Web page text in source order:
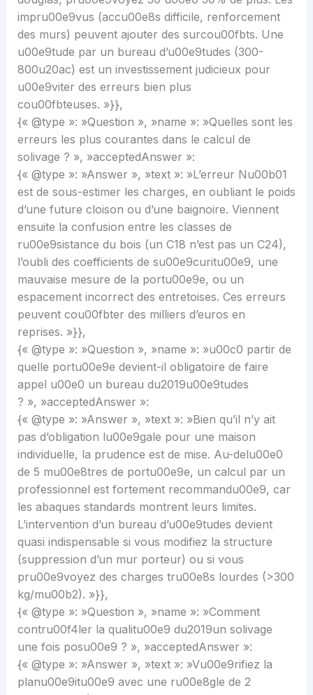
impru00e9vus (accu00e8s difficile, renforcement
des murs) peuvent ajouter des surcou00fbts. Une
u00e9tude par un bureau d’u00e9tudes (300-
800u20ac) est un investissement judicieux pour
u00e9viter des erreurs bien plus
cou00fbteuses. »}},
{« @type »: »Question », »name »: »Quelles sont les
erreurs les plus courantes dans le calcul de
solivage ? », »acceptedAnswer »:
{« @type »: »Answer », »text »: »L’erreur Nu00b01
est de sous-estimer les charges, en oubliant le poids
d’une future cloison ou d’une baignoire. Viennent
ensuite la confusion entre les classes de
ru00e9sistance du bois (un C18 n’est pas un C24),
l’oubli des coefficients de su00e9curitu00e9, une
mauvaise mesure de la portu00e9e, ou un
espacement incorrect des entretoises. Ces erreurs
peuvent cou00fbter des milliers d’euros en
reprises. »}},
{« @type »: »Question », »name »: »u00c0 partir de
quelle portu00e9e devient-il obligatoire de faire
appel u00e0 un bureau du2019u00e9tudes
? », »acceptedAnswer »:
{« @type »: »Answer », »text »: »Bien qu’il n’y ait
pas d’obligation lu00e9gale pour une maison
individuelle, la prudence est de mise. Au-delu00e0
de 5 mu00e8tres de portu00e9e, un calcul par un
professionnel est fortement recommandu00e9, car
les abaques standards montrent leurs limites.
L’intervention d’un bureau d’u00e9tudes devient
quasi indispensable si vous modifiez la structure
(suppression d’un mur porteur) ou si vous
pru00e9voyez des charges tru00e8s lourdes (>300
kg/mu00b2). »}},
{« @type »: »Question », »name »: »Comment
contru00f4ler la qualitu00e9 du2019un solivage
une fois posu00e9 ? », »acceptedAnswer »:
{« @type »: »Answer », »text »: »Vu00e9rifiez la
planu00e9itu00e9 avec une ru00e8gle de 2